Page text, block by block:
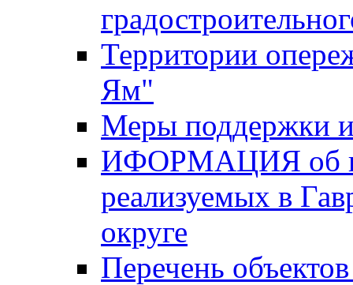
Территории
Ям"
Меры поддержки
ИФОРМАЦИЯ об
реализуемых в
округе
Перечень